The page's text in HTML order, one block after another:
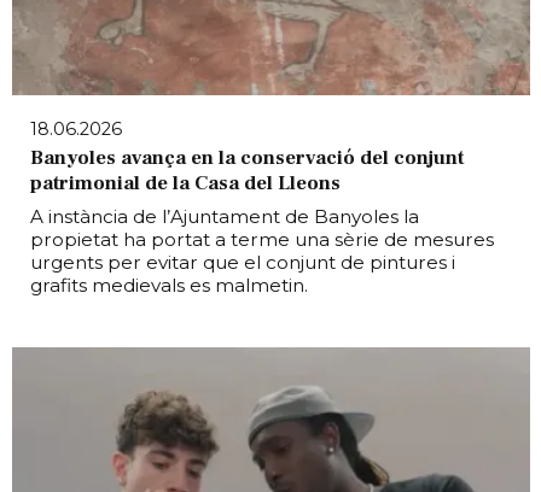
18.06.2026
Banyoles avança en la conservació del conjunt
patrimonial de la Casa del Lleons
A instància de l’Ajuntament de Banyoles la
propietat ha portat a terme una sèrie de mesures
urgents per evitar que el conjunt de pintures i
grafits medievals es malmetin.